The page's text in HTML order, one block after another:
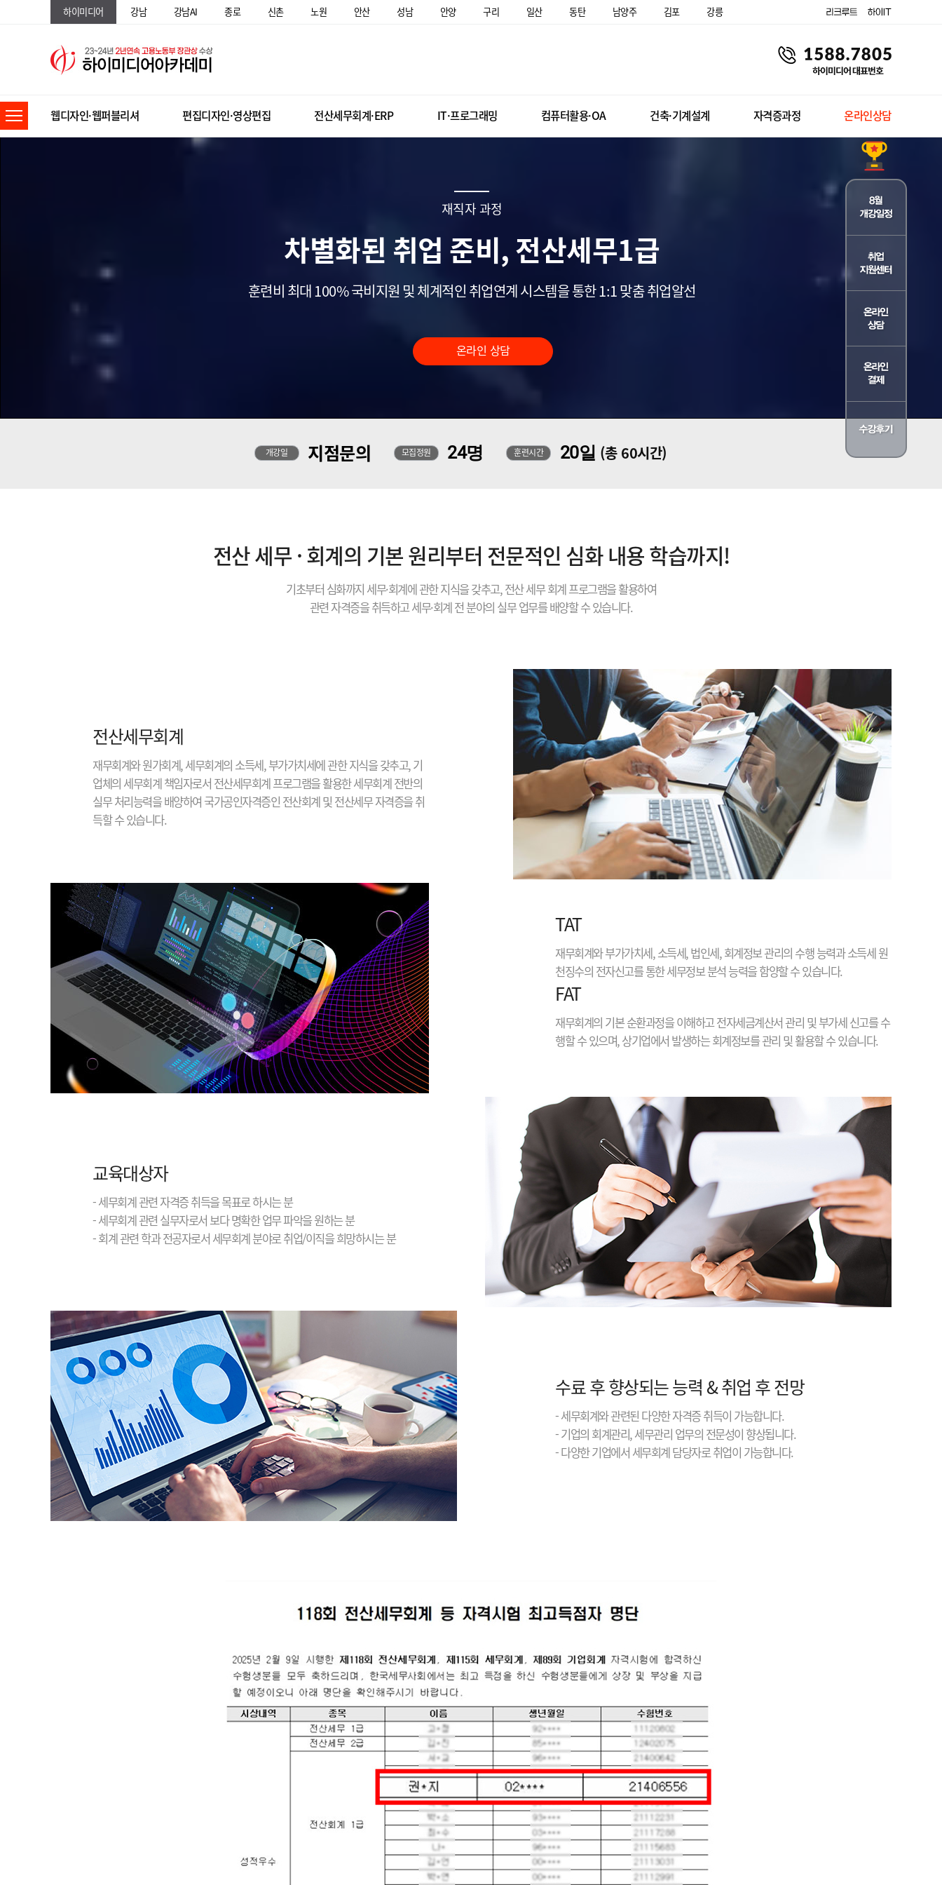
하이미디어 강남 강남AI 종로 신촌 노원 안산 성남 안양 구리 일산 동탄 남양주 김포 강릉
웹디자인·웹퍼블리셔 편집디자인·영상편집 전산세무회계·ERP IT·프로그래밍 컴퓨터활용·OA 건축·기계설계 자격증과정 온라인상담
재직자 과정
차별화된 취업 준비, 전산세무1급
훈련비 최대 100% 국비지원 및 체계적인 취업연계 시스템을 통한 1:1 맞춤 취업알선
온라인 상담
개강일 지점문의 모집정원 24명 훈련시간 20일 (총 60시간)
전산 세무 · 회계의 기본 원리부터 전문적인 심화 내용 학습까지!
기초부터 심화까지 세무·회계에 관한 지식을 갖추고, 전산 세무 회계 프로그램을 활용하여
관련 자격증을 취득하고 세무·회계 전 분야의 실무 업무를 배양할 수 있습니다.
전산세무회계
재무회계와 원가회계, 세무회계의 소득세, 부가가치세에 관한 지식을 갖추고, 기
업체의 세무회계 책임자로서 전산세무회계 프로그램을 활용한 세무회계 전반의
실무 처리능력을 배양하여 국가공인자격증인 전산회계 및 전산세무 자격증을 취
득할 수 있습니다.
TAT
재무회계와 부가가치세, 소득세, 법인세, 회계정보 관리의 수행 능력과 소득세 원
천징수의 전자신고를 통한 세무정보 분석 능력을 함양할 수 있습니다.
FAT
재무회계의 기본 순환과정을 이해하고 전자세금계산서 관리 및 부가세 신고를 수
행할 수 있으며, 상기업에서 발생하는 회계정보를 관리 및 활용할 수 있습니다.
교육대상자
- 세무회계 관련 자격증 취득을 목표로 하시는 분
- 세무회계 관련 실무자로서 보다 명확한 업무 파악을 원하는 분
- 회계 관련 학과 전공자로서 세무회계 분야로 취업/이직을 희망하시는 분
수료 후 향상되는 능력 & 취업 후 전망
- 세무회계와 관련된 다양한 자격증 취득이 가능합니다.
- 기업의 회계관리, 세무관리 업무의 전문성이 향상됩니다.
- 다양한 기업에서 세무회계 담당자로 취업이 가능합니다.